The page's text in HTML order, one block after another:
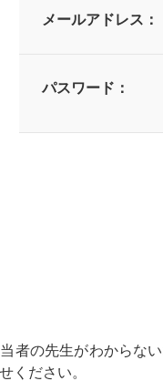
メールアドレス：
パスワード：
者の先生がわからな
ください。